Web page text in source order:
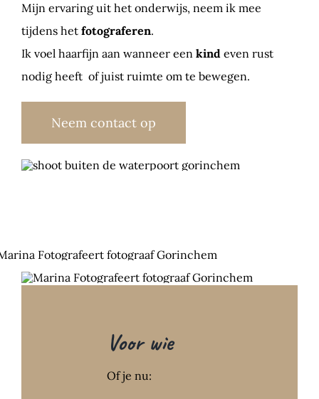
Mijn ervaring uit het onderwijs, neem ik mee
tijdens het fotograferen.
Ik voel haarfijn aan wanneer een kind even rust
nodig heeft of juist ruimte om te bewegen.
Neem contact op
Voor wie
Of je nu: